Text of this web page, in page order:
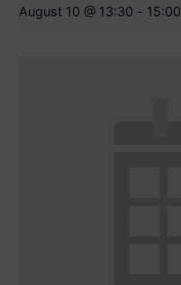
August 10 @ 13:30 - 15:00